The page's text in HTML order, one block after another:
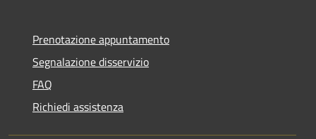
Prenotazione appuntamento
Segnalazione disservizio
FAQ
Richiedi assistenza